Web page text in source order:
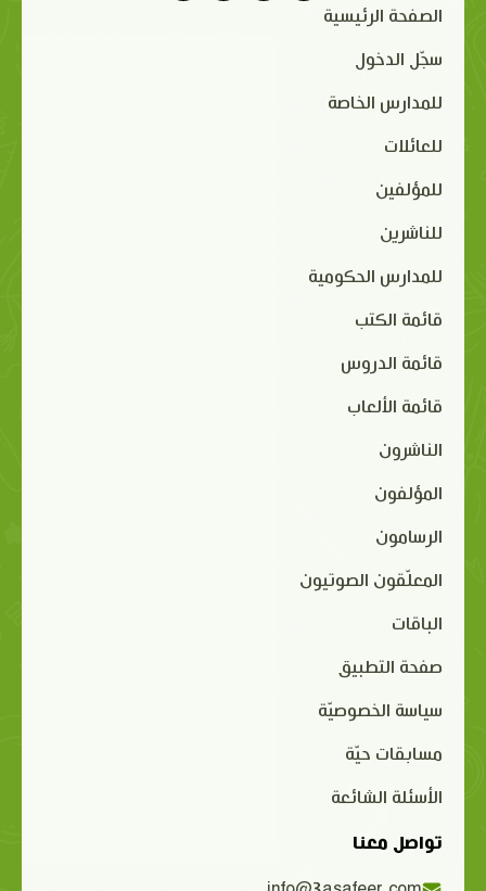
الصفحة الرئيسية
سجّل الدخول
للمدارس الخاصة
للعائلات
للمؤلفين
للناشرين
للمدارس الحكومية
قائمة الكتب
قائمة الدروس
قائمة الألعاب
الناشرون
المؤلفون
الرسامون
المعلّقون الصوتيون
الباقات
صفحة التطبيق
سياسة الخصوصيّة
مسابقات حيّة
الأسئلة الشائعة
تواصل معنا